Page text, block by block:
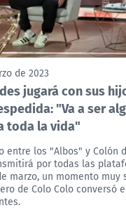
de 2023
jugará con sus
"Va a ser
toda la vida"
entre los "Albos" y Colón
por todas las
marzo, un momento muy
de Colo Colo conversó